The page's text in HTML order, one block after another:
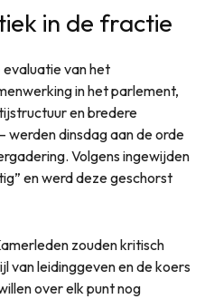
in de fractie
evaluatie van het
in het parlement,
en bredere
werden dinsdag aan de orde
Volgens ingewijden
en werd deze geschorst
zouden kritisch
van leidinggeven en de koers
over elk punt nog